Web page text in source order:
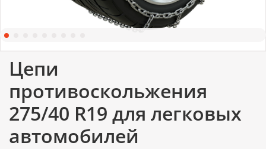
Цепи
противоскольжения
275/40 R19 для легковых
автомобилей